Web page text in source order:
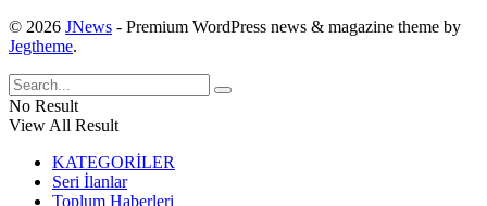
© 2026 JNews - Premium WordPress news & magazine theme by
Jegtheme.
No Result
View All Result
KATEGORİLER
Seri İlanlar
Toplum Haberleri